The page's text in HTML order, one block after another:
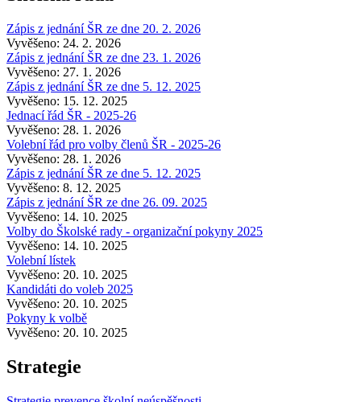
Zápis z jednání ŠR ze dne 20. 2. 2026
Vyvěšeno: 24. 2. 2026
Zápis z jednání ŠR ze dne 23. 1. 2026
Vyvěšeno: 27. 1. 2026
Zápis z jednání ŠR ze dne 5. 12. 2025
Vyvěšeno: 15. 12. 2025
Jednací řád ŠR - 2025-26
Vyvěšeno: 28. 1. 2026
Volební řád pro volby členů ŠR - 2025-26
Vyvěšeno: 28. 1. 2026
Zápis z jednání ŠR ze dne 5. 12. 2025
Vyvěšeno: 8. 12. 2025
Zápis z jednání ŠR ze dne 26. 09. 2025
Vyvěšeno: 14. 10. 2025
Volby do Školské rady - organizační pokyny 2025
Vyvěšeno: 14. 10. 2025
Volební lístek
Vyvěšeno: 20. 10. 2025
Kandidáti do voleb 2025
Vyvěšeno: 20. 10. 2025
Pokyny k volbě
Vyvěšeno: 20. 10. 2025
Strategie